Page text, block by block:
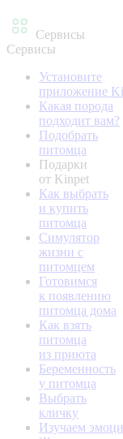
Сервисы
Сервисы
Установите
приложение
Какая порода
подходит вам?
Подобрать
питомца
Подарки
от Kinpet
Как выбрать
и купить
питомца
Симулятор
жизни с
питомцем
Готовимся
к появлению
питомца дома
Как взять
питомца
из приюта
Беременность
у питомца
Выбрать
кличку
Изучаем